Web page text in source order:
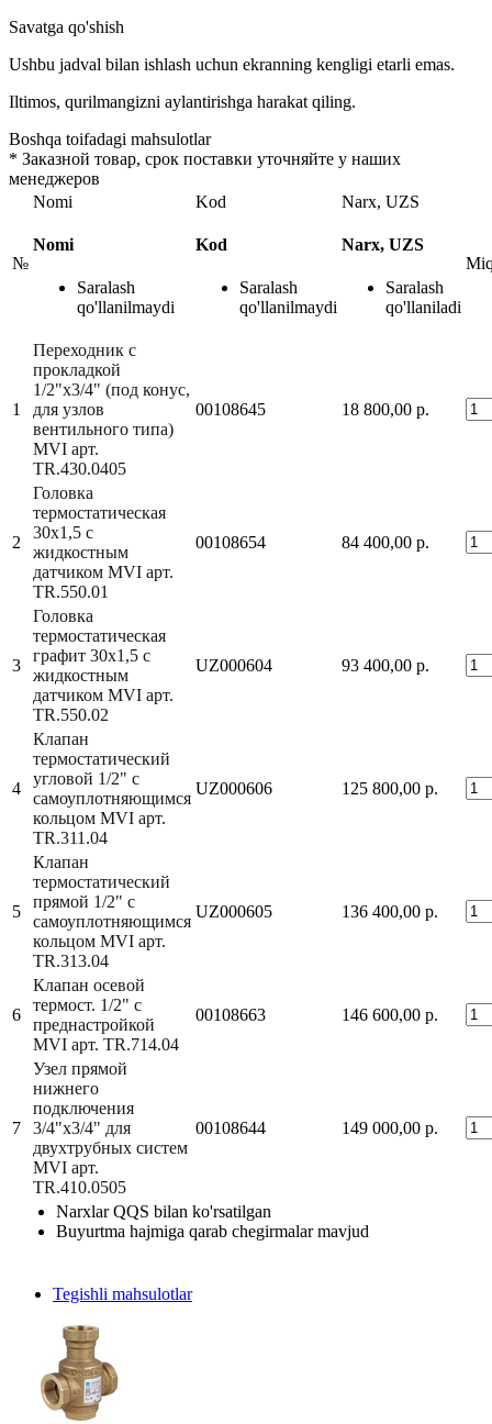
Savatga qo'shish
Ushbu jadval bilan ishlash uchun ekranning kengligi etarli emas.
Iltimos, qurilmangizni aylantirishga harakat qiling.
Boshqa toifadagi mahsulotlar
* Заказной товар, срок поставки уточняйте у наших
менеджеров
№
Nomi
Nomi
Saralash
qo'llanilmaydi
Kod
Kod
Saralash
qo'llanilmaydi
Narx, UZS
Narx, UZS
Saralash
qo'llaniladi
1
Переходник с
прокладкой
1/2"х3/4" (под конус,
для узлов
вентильного типа)
MVI арт.
TR.430.0405
00108645 18 800,00 р.
2
Головка
термостатическая
30x1,5 с
жидкостным
датчиком MVI арт.
TR.550.01
00108654 84 400,00 р.
3
Головка
термостатическая
графит 30x1,5 с
жидкостным
датчиком MVI арт.
TR.550.02
UZ000604 93 400,00 р.
4
Клапан
термостатический
угловой 1/2" с
самоуплотняющимся
кольцом MVI арт.
TR.311.04
UZ000606 125 800,00 р.
5
Клапан
термостатический
прямой 1/2" с
самоуплотняющимся
кольцом MVI арт.
TR.313.04
UZ000605 136 400,00 р.
6
Клапан осевой
термост. 1/2" с
преднастройкой
MVI арт. TR.714.04
00108663 146 600,00 р.
7
Узел прямой
нижнего
подключения
3/4"x3/4" для
двухтрубных систем
MVI арт.
TR.410.0505
00108644 149 000,00 р.
Narxlar QQS bilan ko'rsatilgan
Buyurtma hajmiga qarab chegirmalar mavjud
Tegishli mahsulotlar